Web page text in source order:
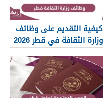
كيفية التقديم على وظائف
وزارة الثقافة في قطر 2026